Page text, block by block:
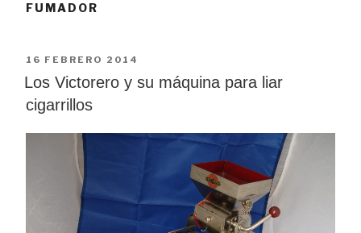
FUMADOR
PUBLICADO
EL
16 FEBRERO 2014
Los Victorero y su máquina para liar
cigarrillos